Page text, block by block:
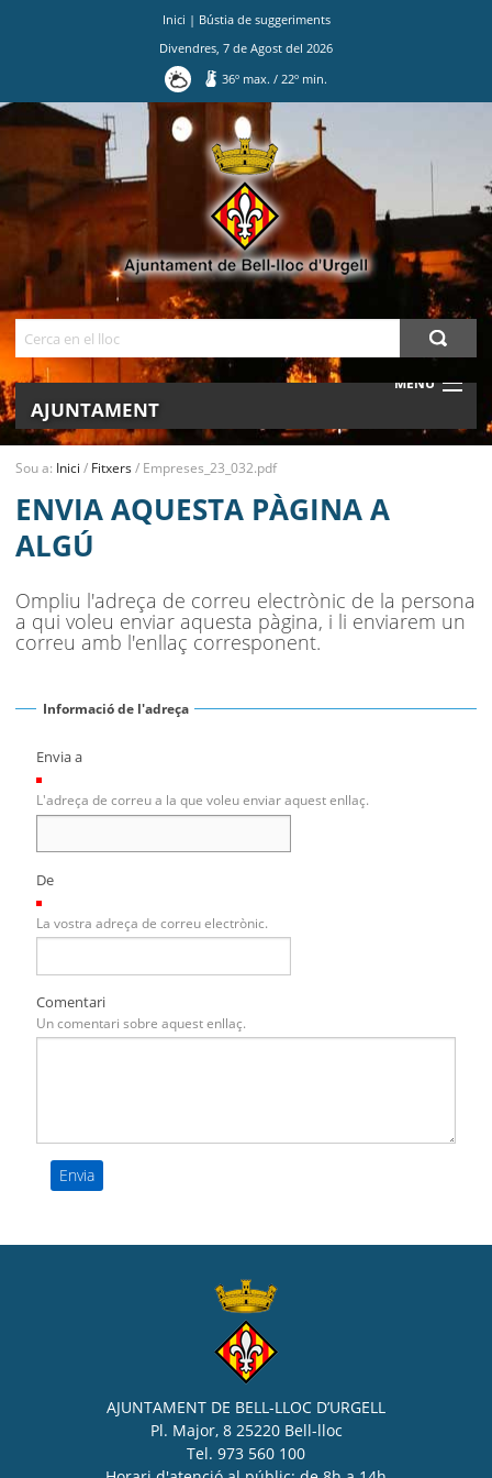
Inici | Bústia de suggeriments
Divendres 7 de Agost del 2026
36º max./ 22º min.
MENU
AJUNTAMENT
SEU ELECTRÒNICA
BELL-LLOC SOLUCIONA
Sou a: Inici / Fitxers/ Empreses_23_032.pdf
ENVIA AQUESTA PÀGINA A
ALGÚ
Ompliu l'adreça de correu electrònic de la persona
a qui voleu enviar aquesta pàgina, i li enviarem un
correu amb l'enllaç corresponent.
Informació de l'adreça
Envia a
L'adreça de correu a la que voleu enviar aquest enllaç.
De
La vostra adreça de correu electrònic.
Comentari
Un comentari sobre aquest enllaç.
AJUNTAMENT DE BELL-LLOC D’URGELL
Pl. Major, 8 25220 Bell-lloc
Tel. 973 560 100